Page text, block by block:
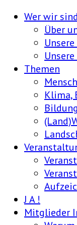
Wer wir
Über
Themen
Klima,
J A !
Mitglieder